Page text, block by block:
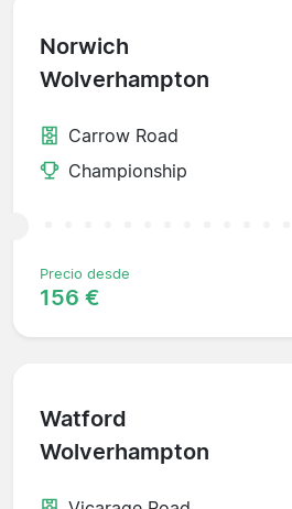
Norwich
Wolverhampton
Carrow Road
Championship
Precio desde
156 €
Watford
Wolverhampton